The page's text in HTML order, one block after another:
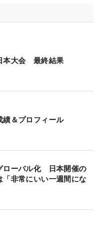
本大会 最終結果
＆プロフィール
ローバル化 日本開催の
「非常にいい一週間にな